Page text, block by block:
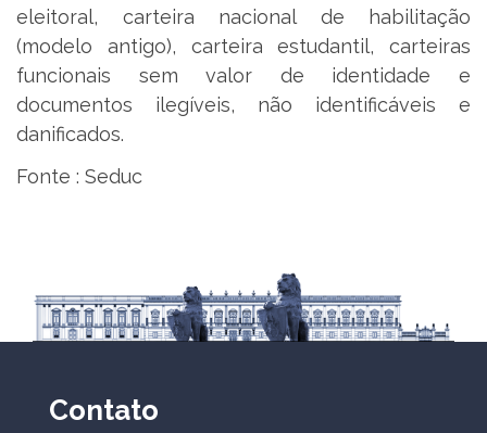
eleitoral, carteira nacional de habilitação
(modelo antigo), carteira estudantil, carteiras
funcionais sem valor de identidade e
documentos ilegíveis, não identificáveis e
danificados.
Fonte : Seduc
Contato